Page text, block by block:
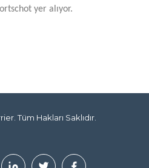
yer alıyor.
. Tüm Hakları Saklıdır.